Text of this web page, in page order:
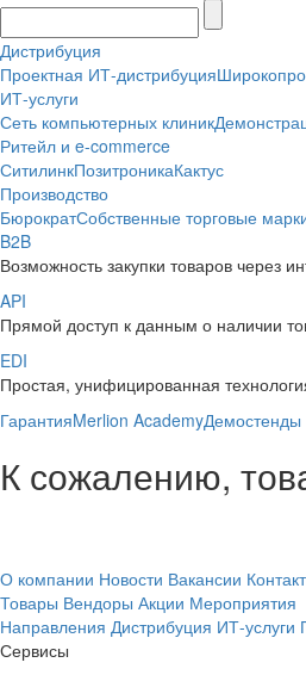
Дистрибуция
Проектная ИТ-дистрибуция
ИТ-услуги
Сеть компьютерных клиник
Ритейл и e-commerce
СитилинкПозитроникаКактус
Производство
БюрократСобственные торговые
B2B
Возможность закупки товаров через
API
Прямой доступ к данным о наличии
EDI
Простая, унифицированная
ГарантияMerlion AcademyДемостенды
К сожалению,
О компании Новости Вакансии
Товары Вендоры Акции Мероприятия
Направления Дистрибуция ИТ-услуги
Сервисы